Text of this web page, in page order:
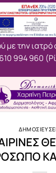
με την
994 960